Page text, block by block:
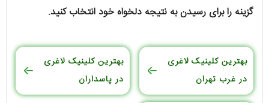
گزینه را برای رسیدن به نتیجه دلخواه خود انتخاب کنید.
بهترین کلینیک لاغری
در غرب تهران
بهترین کلینیک لاغری
در پاسداران